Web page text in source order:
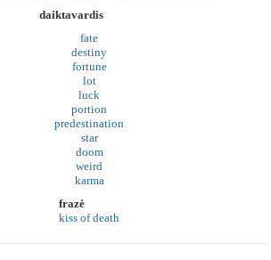
daiktavardis
fate
destiny
fortune
lot
luck
portion
predestination
star
doom
weird
karma
frazė
kiss of death